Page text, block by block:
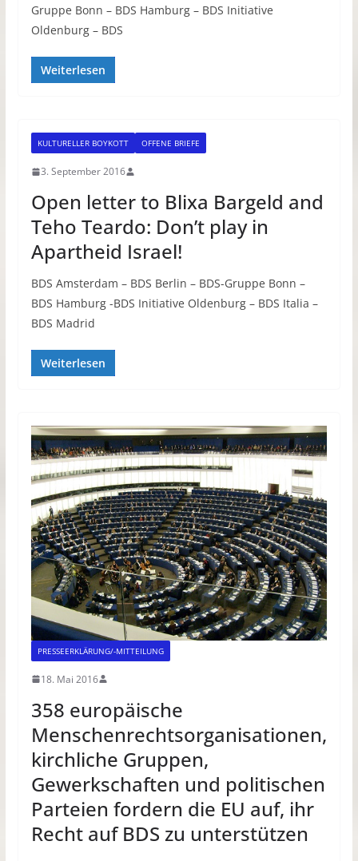
Gruppe Bonn – BDS Hamburg – BDS Initiative
Oldenburg – BDS
Weiterlesen
KULTURELLER BOYKOTT OFFENE BRIEFE
3. September 2016
Open letter to Blixa Bargeld and
Teho Teardo: Don’t play in
Apartheid Israel!
BDS Amsterdam – BDS Berlin – BDS-Gruppe Bonn –
BDS Hamburg -BDS Initiative Oldenburg – BDS Italia –
BDS Madrid
Weiterlesen
PRESSEERKLÄRUNG/-MITTEILUNG
18. Mai 2016
358 europäische
Menschenrechtsorganisationen,
kirchliche Gruppen,
Gewerkschaften und politischen
Parteien fordern die EU auf, ihr
Recht auf BDS zu unterstützen